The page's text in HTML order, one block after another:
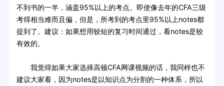
不到书的一半，涵盖95%以上的考点。即使像去年的CFA三级
考得相当难而且偏，但是，所考到的考点里95%以上notes都
提到了。建议：如果想用较短的复习时间通过，看notes是较
有效的。
我觉得如果大家选择高顿CFA网课视频的话，我同样也不
建议大家看，因为notes是以知识点为分割的一种体系，所以